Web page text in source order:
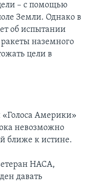
– с помощью
Земли. Однако в
об испытании
наземного
цели в
Америки»
невозможно
ближе к истине.
НАСА,
давать